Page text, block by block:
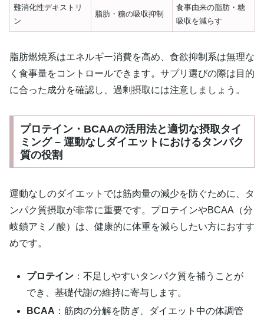
難消化性デキストリ
ン
脂肪・糖の吸収抑制
食事由来の脂肪・糖
吸収を減らす
脂肪燃焼系はエネルギー消費を高め、食欲抑制系は無理な
く食事量をコントロールできます。サプリ選びの際は目的
に合った成分を確認し、過剰摂取には注意しましょう。
プロテイン・BCAAの活用法と適切な摂取タイ
ミング – 運動なしダイエットにおけるタンパク
質の役割
運動なしのダイエットでは筋肉量の減少を防ぐために、タ
ンパク質摂取が非常に重要です。プロテインやBCAA（分
岐鎖アミノ酸）は、健康的に体重を減らしたい方におすす
めです。
プロテイン ：不足しやすいタンパク質を補うことが
でき、基礎代謝の維持に寄与します。
BCAA ：筋肉の分解を防ぎ、ダイエット中の体調管